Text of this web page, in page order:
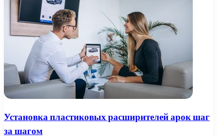
Установка пластиковых расширителей арок шаг
за шагом